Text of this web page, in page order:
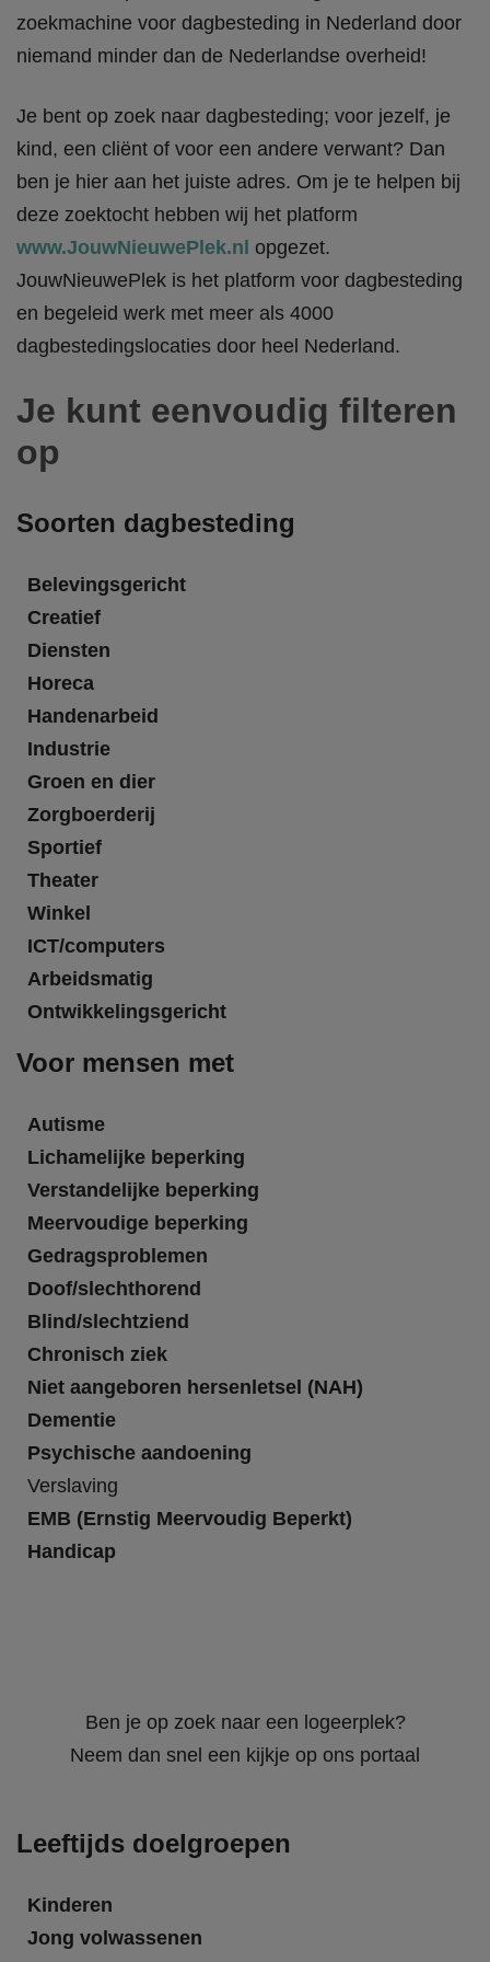
zoekmachine voor dagbesteding in Nederland door
niemand minder dan de Nederlandse overheid!
Je bent op zoek naar dagbesteding; voor jezelf, je
kind, een cliënt of voor een andere verwant? Dan
ben je hier aan het juiste adres. Om je te helpen bij
deze zoektocht hebben wij het platform
www.JouwNieuwePlek.nl opgezet.
JouwNieuwePlek is het platform voor dagbesteding
en begeleid werk met meer als 4000
dagbestedingslocaties door heel Nederland.
Je kunt eenvoudig filteren
op
Soorten dagbesteding
Belevingsgericht
Creatief
Diensten
Horeca
Handenarbeid
Industrie
Groen en dier
Zorgboerderij
Sportief
Theater
Winkel
ICT/computers
Arbeidsmatig
Ontwikkelingsgericht
Voor mensen met
Autisme
Lichamelijke beperking
Verstandelijke beperking
Meervoudige beperking
Gedragsproblemen
Doof/slechthorend
Blind/slechtziend
Chronisch ziek
Niet aangeboren hersenletsel (NAH)
Dementie
Psychische aandoening
Verslaving
EMB (Ernstig Meervoudig Beperkt)
Handicap
Ben je op zoek naar een logeerplek?
Neem dan snel een kijkje op ons portaal
Leeftijds doelgroepen
Kinderen
Jong volwassenen